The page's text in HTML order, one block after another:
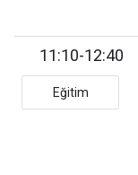
11:10-12:40
Eğitim